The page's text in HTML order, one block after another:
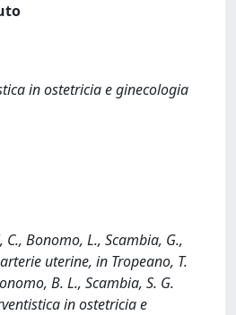
in ostetricia e ginecologia
C., Bonomo, L., Scambia, G.,
uterine, in Tropeano, T.
B. L., Scambia, S. G.
in ostetricia e